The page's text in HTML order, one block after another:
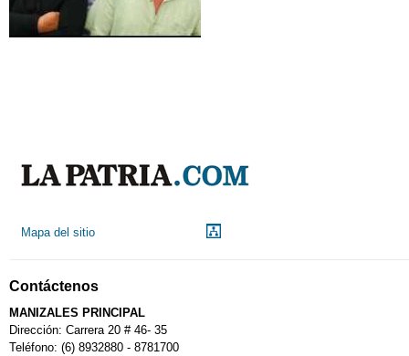
Mapa del sitio
Contáctenos
MANIZALES PRINCIPAL
Dirección: Carrera 20 # 46- 35
Teléfono: (6) 8932880 - 8781700